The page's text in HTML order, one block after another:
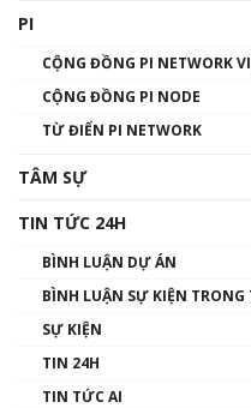
Talkshow
01:29:26
PI
CỘNG ĐỒNG PI NETWORK
CỘNG ĐỒNG PI NODE
TỪ ĐIỂN PI NETWORK
TÂM SỰ
TIN TỨC 24H
BÌNH LUẬN DỰ ÁN
BÌNH LUẬN SỰ KIỆN TRONG
SỰ KIỆN
TIN 24H
TIN TỨC AI